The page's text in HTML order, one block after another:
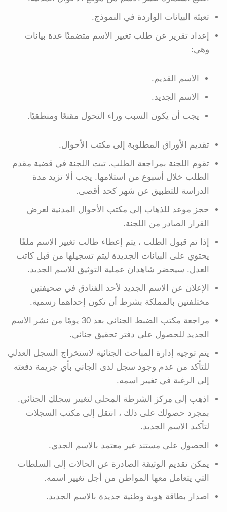
تعبئة البيانات الواردة في النموذج.
إعداد تقرير عن طلب تغيير الاسم متضمنًا عدة بيانات
وهي:
الاسم القديم.
الاسم الجديد.
يجب أن يكون السبب وراء التحول مقنعًا ومنطقيًا.
تقديم الأوراق المطلوبة إلى مكتب الأحوال.
تقوم اللجنة بمراجعة الطلب. تبت اللجنة في قضية مقدم
الطلب خلال أسبوع من استلامها. يجب ألا تزيد مدة
الدراسة للتطبيق عن شهر كحد أقصى.
حجز موعد للذهاب إلى مكتب الأحوال المدنية لعرض
القرار الصادر من اللجنة.
إذا تم قبول الطلب ، يتم إعطاء طالب تغيير الاسم ملفًا
يحتوي على البيانات الجديدة ليتم تسجيلها من قبل كاتب
العدل. سيحضر شاهدان عملية التوثيق للاسم الجديد.
الإعلان عن الاسم الجديد لأحد الفنادق في صحيفتين
مختلفتين بالمملكة بشرط أن تكون إحداهما رسمية.
مراجعة مكتب الضبط الجنائي بعد 30 يومًا من نشر الاسم
الجديد للحصول على دفتر تحقيق جنائي.
يتم توجيه إدارة المباحث الجنائية لاستخراج السجل العدلي
للتأكد من عدم وجود سجل لدى الجاني بأي جريمة دفعته
إلى الرغبة في تغيير اسمه.
اذهب إلى مركز الشرطة المحلي لتغيير سجلك الجنائي.
بمجرد حصولك على ذلك ، انتقل إلى مكتب السجلات
لتأكيد الاسم الجديد.
الحصول على مستند غير معتمد بالاسم الجدي.
يمكن تقديم الوثيقة الصادرة عن الحالات إلى السلطات
التي يتعامل معها المواطن من أجل تغيير اسمه.
اصدار بطاقة هوية وطنية جديدة بالاسم الجديد.